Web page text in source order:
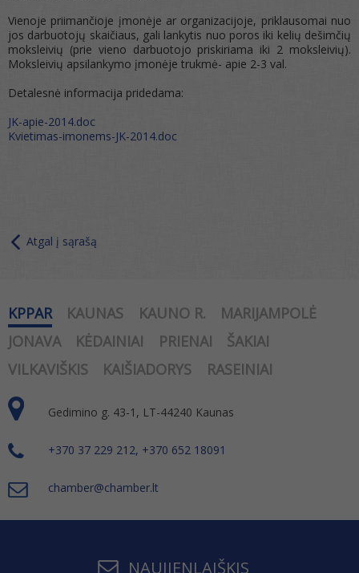
Vienoje priimančioje įmonėje ar organizacijoje, priklausomai nuo
jos darbuotojų skaičiaus, gali lankytis nuo poros iki kelių dešimčių
moksleivių (prie vieno darbuotojo priskiriama iki 2 moksleivių).
Moksleivių apsilankymo įmonėje trukmė- apie 2-3 val.
Detalesnė informacija pridedama:
JK-apie-2014.doc
Kvietimas-imonems-JK-2014.doc
Atgal į sąrašą
KPPAR KAUNAS KAUNO R.
MARIJAMPOLĖ
JONAVA
KĖDAINIAI PRIENAI
ŠAKIAI
VILKAVIŠKIS
KAIŠIADORYS RASEINIAI
Gedimino g. 43-1, LT-44240 Kaunas
+370 37 229 212, +370 652 18091
chamber@chamber.lt
NAUJIENLAIŠKIS